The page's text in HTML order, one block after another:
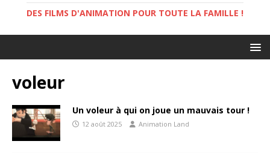
DES FILMS D'ANIMATION POUR TOUTE LA FAMILLE !
voleur
Un voleur à qui on joue un mauvais tour !
12 août 2025 Animation Land